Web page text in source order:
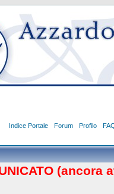
Indice Portale Forum Profilo
(ancora